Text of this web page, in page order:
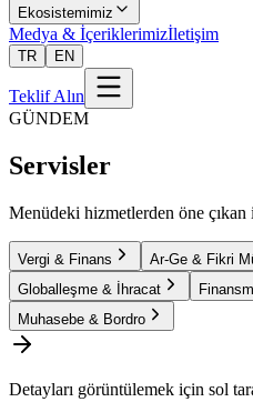
Ekosistemimiz
Medya & İçeriklerimizİletişim
TR EN
Teklif Alın
GÜNDEM
Servisler
Menüdeki hizmetlerden öne
Vergi & Finans Ar-Ge & Fikri
Globalleşme & İhracat
Muhasebe & Bordro
Detayları görüntülemek için sol